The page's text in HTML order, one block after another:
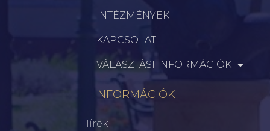
INTÉZMÉNYEK
KAPCSOLAT
VÁLASZTÁSI INFORMÁCIÓK
INFORMÁCIÓK
Hírek